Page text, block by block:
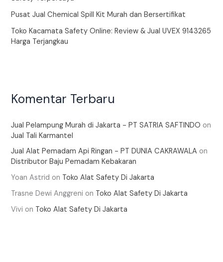
Pusat Jual Chemical Spill Kit Murah dan Bersertifikat
Toko Kacamata Safety Online: Review & Jual UVEX 9143265
Harga Terjangkau
Komentar Terbaru
Jual Pelampung Murah di Jakarta - PT SATRIA SAFTINDO on
Jual Tali Karmantel
Jual Alat Pemadam Api Ringan - PT DUNIA CAKRAWALA on
Distributor Baju Pemadam Kebakaran
Yoan Astrid on Toko Alat Safety Di Jakarta
Trasne Dewi Anggreni on Toko Alat Safety Di Jakarta
Vivi on Toko Alat Safety Di Jakarta